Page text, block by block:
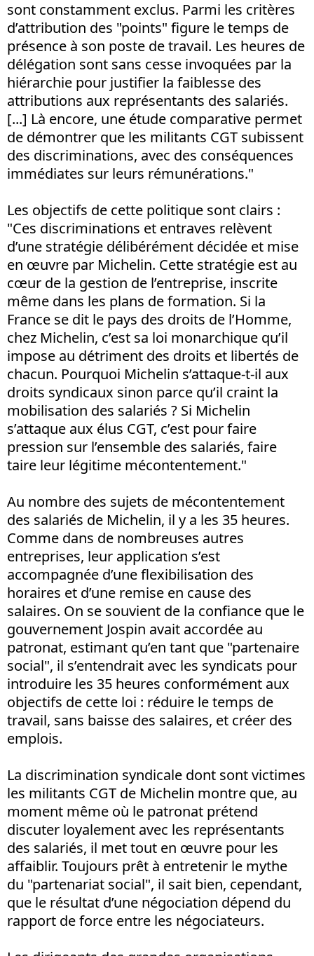
sont constamment exclus. Parmi les critères
d’attribution des "points" figure le temps de
présence à son poste de travail. Les heures de
délégation sont sans cesse invoquées par la
hiérarchie pour justifier la faiblesse des
attributions aux représentants des salariés.
[...] Là encore, une étude comparative permet
de démontrer que les militants CGT subissent
des discriminations, avec des conséquences
immédiates sur leurs rémunérations."
Les objectifs de cette politique sont clairs :
"Ces discriminations et entraves relèvent
d’une stratégie délibérément décidée et mise
en œuvre par Michelin. Cette stratégie est au
cœur de la gestion de l’entreprise, inscrite
même dans les plans de formation. Si la
France se dit le pays des droits de l’Homme,
chez Michelin, c’est sa loi monarchique qu’il
impose au détriment des droits et libertés de
chacun. Pourquoi Michelin s’attaque-t-il aux
droits syndicaux sinon parce qu’il craint la
mobilisation des salariés ? Si Michelin
s’attaque aux élus CGT, c’est pour faire
pression sur l’ensemble des salariés, faire
taire leur légitime mécontentement."
Au nombre des sujets de mécontentement
des salariés de Michelin, il y a les 35 heures.
Comme dans de nombreuses autres
entreprises, leur application s’est
accompagnée d’une flexibilisation des
horaires et d’une remise en cause des
salaires. On se souvient de la confiance que le
gouvernement Jospin avait accordée au
patronat, estimant qu’en tant que "partenaire
social", il s’entendrait avec les syndicats pour
introduire les 35 heures conformément aux
objectifs de cette loi : réduire le temps de
travail, sans baisse des salaires, et créer des
emplois.
La discrimination syndicale dont sont victimes
les militants CGT de Michelin montre que, au
moment même où le patronat prétend
discuter loyalement avec les représentants
des salariés, il met tout en œuvre pour les
affaiblir. Toujours prêt à entretenir le mythe
du "partenariat social", il sait bien, cependant,
que le résultat d’une négociation dépend du
rapport de force entre les négociateurs.